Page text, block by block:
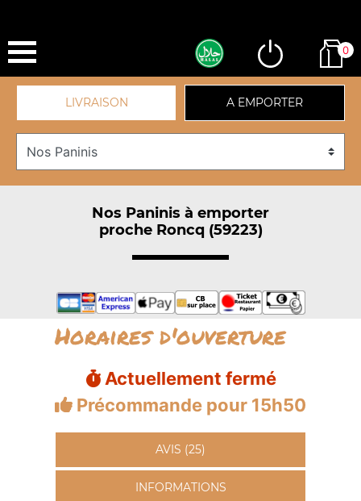
0
LIVRAISON A EMPORTER
Nos Paninis à emporter
proche Roncq (59223)
Horaires d'ouverture
Actuellement fermé
Précommande pour 15h50
AVIS (25)
INFORMATIONS